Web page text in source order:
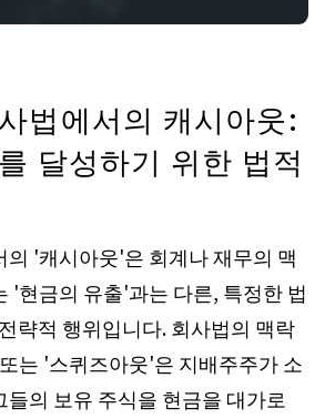
법에서의 캐시아웃:
달성하기 위한 법적
의 '캐시아웃'은 회계나 재무의 맥
'현금의 유출'과는 다른, 특정한 법
략적 행위입니다. 회사법의 맥락
는 '스퀴즈아웃'은 지배주주가 소
의 보유 주식을 현금을 대가로